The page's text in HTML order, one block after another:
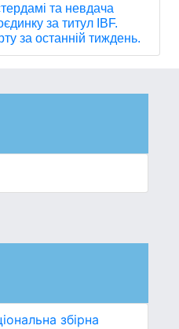
збірна
та невдача
за титул IBF.
за останній тиждень.